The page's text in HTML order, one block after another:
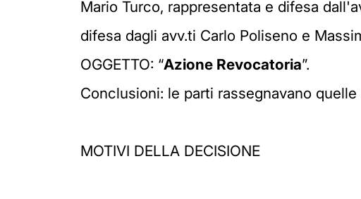
Mario Turco, rappresentata e difesa
difesa dagli avv.ti Carlo Poliseno e
OGGETTO: “Azione Revocatoria”.
Conclusioni: le parti rassegnavano
MOTIVI DELLA DECISIONE